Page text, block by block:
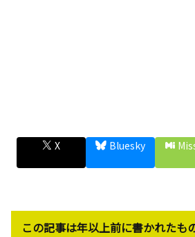
X Bluesky
この記事は年以上前に書かれたも